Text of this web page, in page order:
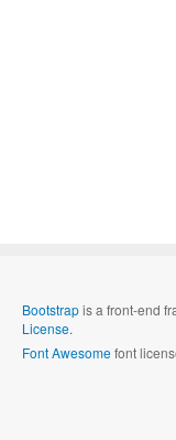
Bootstrapis a front-end
License.
Font Awesomefont